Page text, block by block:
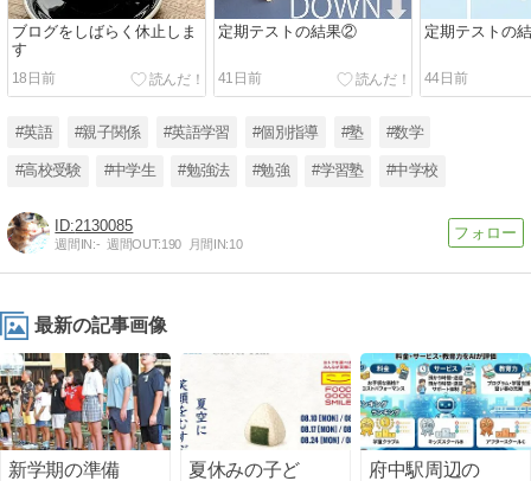
ブログをしばらく休止しま
す
18日前
定期テストの結果②
41日前
定期テストの
44日前
#英語 #親子関係 #英語学習 #個別指導 #塾 #数学
#高校受験 #中学生 #勉強法 #勉強 #学習塾 #中学校
2130085
週間IN:- 週間OUT:190 月間IN:10
最新の記事画像
新学期の準備
夏休みの子ど
府中駅周辺の